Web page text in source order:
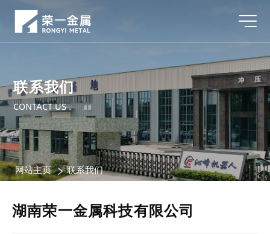
联系我们
CONTACT US .
网站主页 联系我们
湖南荣一金属科技有限公司